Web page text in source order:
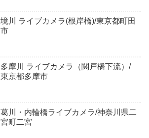
境川 ライブカメラ(根岸橋)/東京都町田
市
多摩川 ライブカメラ（関戸橋下流）/
東京都多摩市
葛川・内輪橋ライブカメラ/神奈川県二
宮町二宮